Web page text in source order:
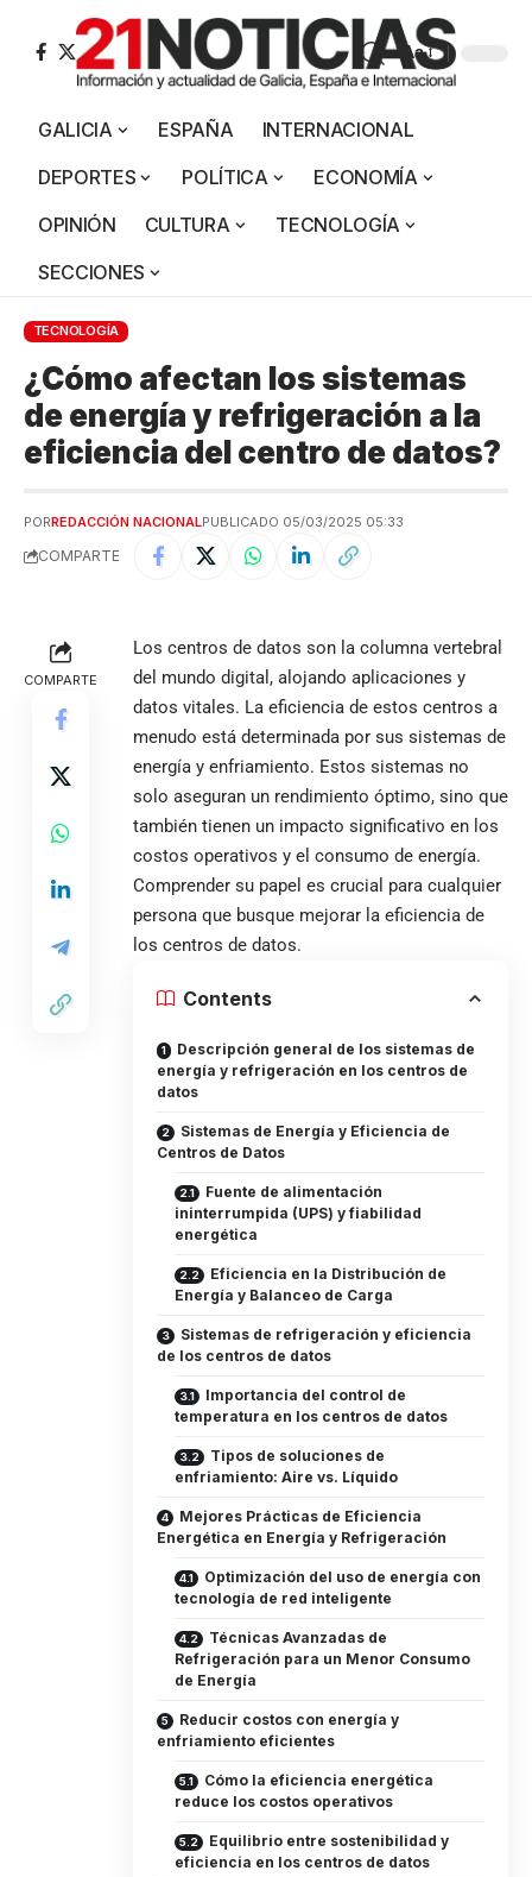
Aa
GALICIA ESPAÑA
INTERNACIONAL
DEPORTES
POLÍTICA
ECONOMÍA
OPINIÓN
CULTURA
TECNOLOGÍA
SECCIONES
TECNOLOGÍA
¿Cómo afectan los sistemas
de energía y refrigeración a la
eficiencia del centro de datos?
PORREDACCIÓN NACIONALPUBLICADO 05/03/2025 05:33
COMPARTE
COMPARTE
Los centros de datos son la columna vertebral
del mundo digital, alojando aplicaciones y
datos vitales. La eficiencia de estos centros a
menudo está determinada por sus sistemas de
energía y enfriamiento. Estos sistemas no
solo aseguran un rendimiento óptimo, sino que
también tienen un impacto significativo en los
costos operativos y el consumo de energía.
Comprender su papel es crucial para cualquier
persona que busque mejorar la eficiencia de
los centros de datos.
Contents
Descripción general de los sistemas de
energía y refrigeración en los centros de
datos
Sistemas de Energía y Eficiencia de
Centros de Datos
Fuente de alimentación
ininterrumpida (UPS) y fiabilidad
energética
Eficiencia en la Distribución de
Energía y Balanceo de Carga
Sistemas de refrigeración y eficiencia
de los centros de datos
Importancia del control de
temperatura en los centros de datos
Tipos de soluciones de
enfriamiento: Aire vs. Líquido
Mejores Prácticas de Eficiencia
Energética en Energía y Refrigeración
Optimización del uso de energía con
tecnología de red inteligente
Técnicas Avanzadas de
Refrigeración para un Menor Consumo
de Energía
Reducir costos con energía y
enfriamiento eficientes
Cómo la eficiencia energética
reduce los costos operativos
Equilibrio entre sostenibilidad y
eficiencia en los centros de datos